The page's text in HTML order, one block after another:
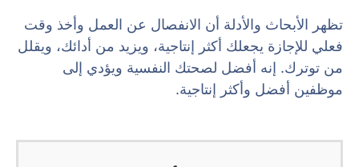
تظهر الأبحاث والأدلة أن الانفصال عن العمل وأخذ وقت
فعلي للإجازة يجعلك أكثر إنتاجية، ويزيد من أدائك، ويقلل
من توترك. إنه أفضل لصحتك النفسية ويؤدي إلى
موظفين أفضل وأكثر إنتاجية.